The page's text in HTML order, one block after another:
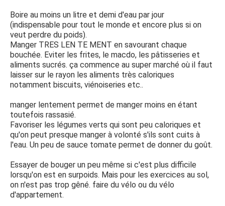
Boire au moins un litre et demi d'eau par jour
(indispensable pour tout le monde et encore plus si on
veut perdre du poids).
Manger TRES LEN TE MENT en savourant chaque
bouchée. Eviter les frites, le macdo, les pâtisseries et
aliments sucrés. ça commence au super marché où il faut
laisser sur le rayon les aliments très caloriques
notamment biscuits, viénoiseries etc..
manger lentement permet de manger moins en étant
toutefois rassasié.
Favoriser les légumes verts qui sont peu caloriques et
qu'on peut presque manger à volonté s'ils sont cuits à
l'eau. Un peu de sauce tomate permet de donner du goût.
Essayer de bouger un peu même si c'est plus difficile
lorsqu'on est en surpoids. Mais pour les exercices au sol,
on n'est pas trop gêné. faire du vélo ou du vélo
d'appartement.